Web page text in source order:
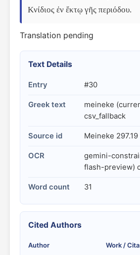
Κνίδιος ἐν ἕκτῳ γῆς περιόδου.
Translation pending
Text Details
Entry #30
Greek text
meineke
csv_fallback
Source id Meineke 297.19
OCR
gemini-
flash-preview)
Word count 31
Cited Authors
Author Work /